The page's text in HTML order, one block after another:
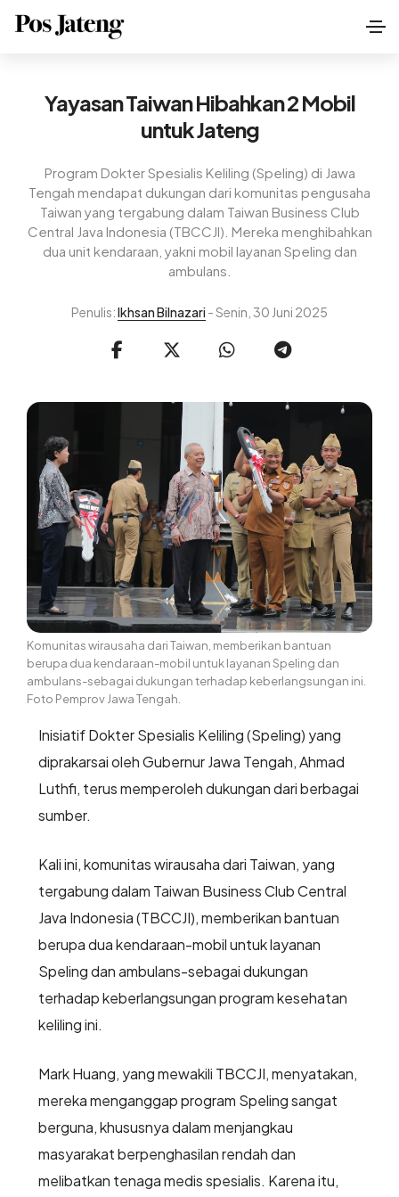
Yayasan Taiwan Hibahkan 2 Mobil
untuk Jateng
Program Dokter Spesialis Keliling (Speling) di Jawa
Tengah mendapat dukungan dari komunitas pengusaha
Taiwan yang tergabung dalam Taiwan Business Club
Central Java Indonesia (TBCCJI). Mereka menghibahkan
dua unit kendaraan, yakni mobil layanan Speling dan
ambulans.
Penulis:Ikhsan Bilnazari - Senin, 30 Juni 2025
Komunitas wirausaha dari Taiwan, memberikan bantuan
berupa dua kendaraan-mobil untuk layanan Speling dan
ambulans-sebagai dukungan terhadap keberlangsungan ini.
Foto Pemprov Jawa Tengah.
Inisiatif Dokter Spesialis Keliling (Speling) yang
diprakarsai oleh Gubernur Jawa Tengah, Ahmad
Luthfi, terus memperoleh dukungan dari berbagai
sumber.
Kali ini, komunitas wirausaha dari Taiwan, yang
tergabung dalam Taiwan Business Club Central
Java Indonesia (TBCCJI), memberikan bantuan
berupa dua kendaraan-mobil untuk layanan
Speling dan ambulans-sebagai dukungan
terhadap keberlangsungan program kesehatan
keliling ini.
Mark Huang, yang mewakili TBCCJI, menyatakan,
mereka menganggap program Speling sangat
berguna, khususnya dalam menjangkau
masyarakat berpenghasilan rendah dan
melibatkan tenaga medis spesialis. Karena itu,